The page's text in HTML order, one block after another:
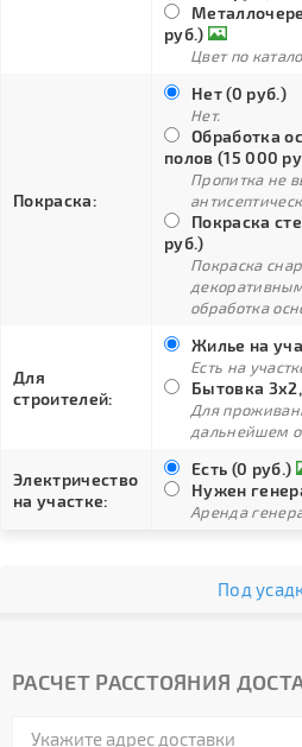
руб.)
Цвет по
Покраска:
Нет (0 руб.)
Нет.
Обработка
полов (15 000
Пропитка не
Покраска
руб.)
Покраска
обработка
Для
строителей:
Жилье на
Есть на
Бытовка
Для
дальнейшем
Электричество
на участке:
Есть (0 руб.)
Нужен
Аренда
Под
РАСЧЕТ РАССТОЯНИЯ